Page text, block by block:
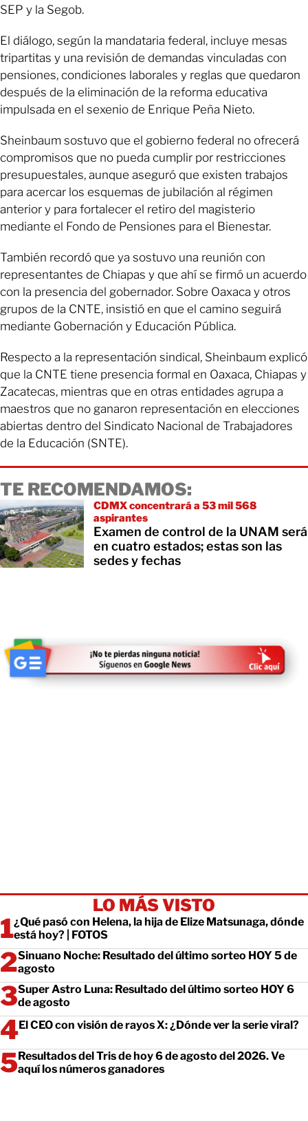
SEP y la Segob.
El diálogo, según la mandataria federal, incluye mesas
tripartitas y una revisión de demandas vinculadas con
pensiones, condiciones laborales y reglas que quedaron
después de la eliminación de la reforma educativa
impulsada en el sexenio de Enrique Peña Nieto.
Sheinbaum sostuvo que el gobierno federal no ofrecerá
compromisos que no pueda cumplir por restricciones
presupuestales, aunque aseguró que existen trabajos
para acercar los esquemas de jubilación al régimen
anterior y para fortalecer el retiro del magisterio
mediante el Fondo de Pensiones para el Bienestar.
También recordó que ya sostuvo una reunión con
representantes de Chiapas y que ahí se firmó un acuerdo
con la presencia del gobernador. Sobre Oaxaca y otros
grupos de la CNTE, insistió en que el camino seguirá
mediante Gobernación y Educación Pública.
Respecto a la representación sindical, Sheinbaum explicó
que la CNTE tiene presencia formal en Oaxaca, Chiapas y
Zacatecas, mientras que en otras entidades agrupa a
maestros que no ganaron representación en elecciones
abiertas dentro del Sindicato Nacional de Trabajadores
de la Educación (SNTE).
TE RECOMENDAMOS:
CDMX concentrará a 53 mil 568
aspirantes
Examen de control de la UNAM será
en cuatro estados; estas son las
sedes y fechas
LO MÁS VISTO
¿Qué pasó con Helena, la hija de Elize Matsunaga, dónde
está hoy? | FOTOS
Sinuano Noche: Resultado del último sorteo HOY 5 de
agosto
Super Astro Luna: Resultado del último sorteo HOY 6
de agosto
El CEO con visión de rayos X: ¿Dónde ver la serie viral?
Resultados del Tris de hoy 6 de agosto del 2026. Ve
aquí los números ganadores